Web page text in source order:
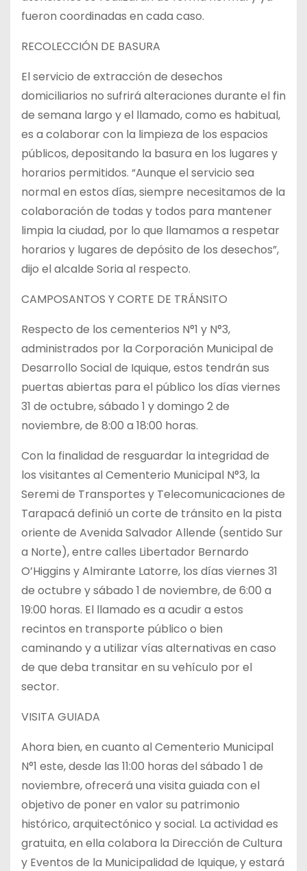
fueron coordinadas en cada caso.
RECOLECCIÓN DE BASURA
El servicio de extracción de desechos
domiciliarios no sufrirá alteraciones durante el fin
de semana largo y el llamado, como es habitual,
es a colaborar con la limpieza de los espacios
públicos, depositando la basura en los lugares y
horarios permitidos. “Aunque el servicio sea
normal en estos días, siempre necesitamos de la
colaboración de todas y todos para mantener
limpia la ciudad, por lo que llamamos a respetar
horarios y lugares de depósito de los desechos”,
dijo el alcalde Soria al respecto.
CAMPOSANTOS Y CORTE DE TRÁNSITO
Respecto de los cementerios N°1 y N°3,
administrados por la Corporación Municipal de
Desarrollo Social de Iquique, estos tendrán sus
puertas abiertas para el público los días viernes
31 de octubre, sábado 1 y domingo 2 de
noviembre, de 8:00 a 18:00 horas.
Con la finalidad de resguardar la integridad de
los visitantes al Cementerio Municipal N°3, la
Seremi de Transportes y Telecomunicaciones de
Tarapacá definió un corte de tránsito en la pista
oriente de Avenida Salvador Allende (sentido Sur
a Norte), entre calles Libertador Bernardo
O’Higgins y Almirante Latorre, los días viernes 31
de octubre y sábado 1 de noviembre, de 6:00 a
19:00 horas. El llamado es a acudir a estos
recintos en transporte público o bien
caminando y a utilizar vías alternativas en caso
de que deba transitar en su vehículo por el
sector.
VISITA GUIADA
Ahora bien, en cuanto al Cementerio Municipal
N°1 este, desde las 11:00 horas del sábado 1 de
noviembre, ofrecerá una visita guiada con el
objetivo de poner en valor su patrimonio
histórico, arquitectónico y social. La actividad es
gratuita, en ella colabora la Dirección de Cultura
y Eventos de la Municipalidad de Iquique, y estará